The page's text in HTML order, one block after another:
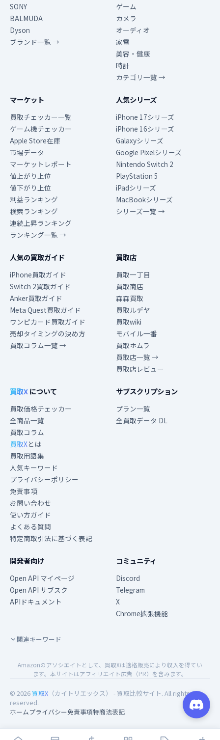
SONY
BALMUDA
Dyson
ブランド一覧 →
ゲーム
カメラ
オーディオ
家電
美容・健康
時計
カテゴリ一覧 →
マーケット
買取チェッカー一覧
ゲーム機チェッカー
Apple Store在庫
市場データ
マーケットレポート
値上がり上位
値下がり上位
利益ランキング
検索ランキング
連続上昇ランキング
ランキング一覧 →
人気シリーズ
iPhone 17シリーズ
iPhone 16シリーズ
Galaxyシリーズ
Google Pixelシリーズ
Nintendo Switch 2
PlayStation 5
iPadシリーズ
MacBookシリーズ
シリーズ一覧 →
人気の買取ガイド
iPhone買取ガイド
Switch 2買取ガイド
Anker買取ガイド
Meta Quest買取ガイド
ワンピカード買取ガイド
売却タイミングの決め方
買取コラム一覧 →
買取店
買取一丁目
買取商店
森森買取
買取ルデヤ
買取wiki
モバイル一番
買取ホムラ
買取店一覧 →
買取店レビュー
買取Xについて
買取価格チェッカー
全商品一覧
買取コラム
買取Xとは
買取用語集
人気キーワード
プライバシーポリシー
免責事項
お問い合わせ
使い方ガイド
よくある質問
特定商取引法に基づく表記
サブスクリプション
プラン一覧
全買取データ DL
開発者向け
Open API マイページ
Open API サブスク
APIドキュメント
コミュニティ
Discord
Telegram
X
Chrome拡張機能
関連キーワード
Amazonのアソシエイトとして、買取Xは適格販売により収入を得てい
ます。本サイトはアフィリエイト広告（PR）を含みます。
© 2026 買取X （カイトリエックス） - 買取比較サイト. All rights
reserved.
ホームプライバシー免責事項特商法表記